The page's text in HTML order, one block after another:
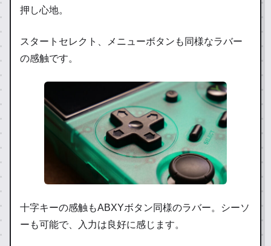
押し心地。
スタートセレクト、メニューボタンも同様なラバー
の感触です。
十字キーの感触もABXYボタン同様のラバー。シーソ
ーも可能で、入力は良好に感じます。